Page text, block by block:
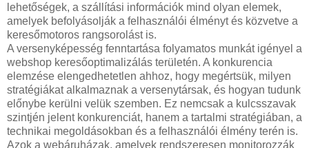
lehetőségek, a szállítási információk mind olyan elemek,
amelyek befolyásolják a felhasználói élményt és közvetve a
keresőmotoros rangsorolást is.
A versenyképesség fenntartása folyamatos munkát igényel a
webshop keresőoptimalizálás területén. A konkurencia
elemzése elengedhetetlen ahhoz, hogy megértsük, milyen
stratégiákat alkalmaznak a versenytársak, és hogyan tudunk
előnybe kerülni velük szemben. Ez nemcsak a kulcsszavak
szintjén jelent konkurenciát, hanem a tartalmi stratégiában, a
technikai megoldásokban és a felhasználói élmény terén is.
Azok a webáruházak, amelyek rendszeresen monitorozzák